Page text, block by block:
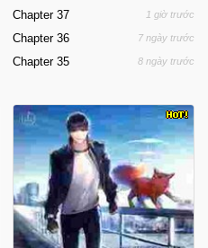
Chapter 37 1 giờ trước
Chapter 36 7 ngày trước
Chapter 35 8 ngày trước